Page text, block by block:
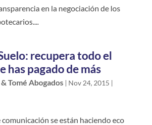
en la negociación de los
recupera todo el
has pagado de más
Tomé Abogados| Nov 24, 2015 |
comunicación se están haciendo eco